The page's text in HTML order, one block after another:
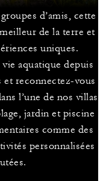
d’amis, cette
de la terre et
uniques.
aquatique depuis
reconnectez-vous
l’une de nos villas
jardin et piscine
comme des
personnalisées